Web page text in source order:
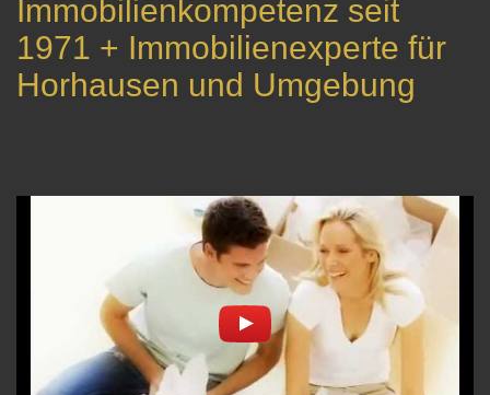
Immobilienkompetenz seit
1971 + Immobilienexperte für
Horhausen und Umgebung